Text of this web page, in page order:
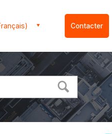
Contacter